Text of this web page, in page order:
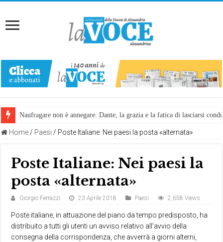
Naufragare non è annegare: Dante, la grazia e la fatica di lasciarsi
Home / Paesi / Poste Italiane: Nei paesi la posta «alternata»
Poste Italiane: Nei paesi la
posta «alternata»
Giorgio Ferrazzi 23 Aprile 2018 Paesi 2,658 Views
Poste italiane, in attuazione del piano da tempo predisposto, ha
distribuito a tutti gli utenti un avviso relativo all’avvio della
consegna della corrispondenza, che avverrà a giorni alterni,